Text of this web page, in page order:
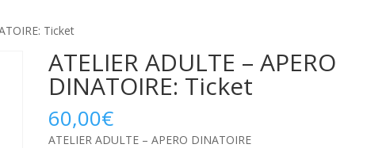
Ticket
ATELIER ADULTE – APERO
DINATOIRE: Ticket
60,00€
ATELIER ADULTE – APERO DINATOIRE